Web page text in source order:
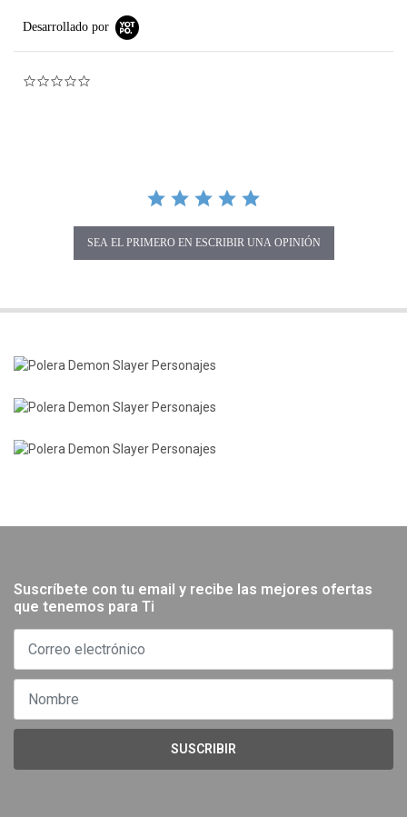
Desarrollado por
SEA EL PRIMERO EN ESCRIBIR UNA OPINIÓN
Suscríbete con tu email y recibe las mejores ofertas
que tenemos para Ti
SUSCRIBIR